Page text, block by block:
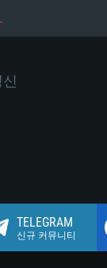
TELEGRAM
신규 커뮤니티